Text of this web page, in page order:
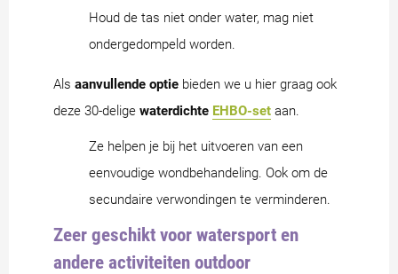
Houd de tas niet onder water, mag niet
ondergedompeld worden.
Als aanvullende optie bieden we u hier graag ook
deze 30-delige waterdichte EHBO-set aan.
Ze helpen je bij het uitvoeren van een
eenvoudige wondbehandeling. Ook om de
secundaire verwondingen te verminderen.
Zeer geschikt voor watersport en
andere activiteiten outdoor